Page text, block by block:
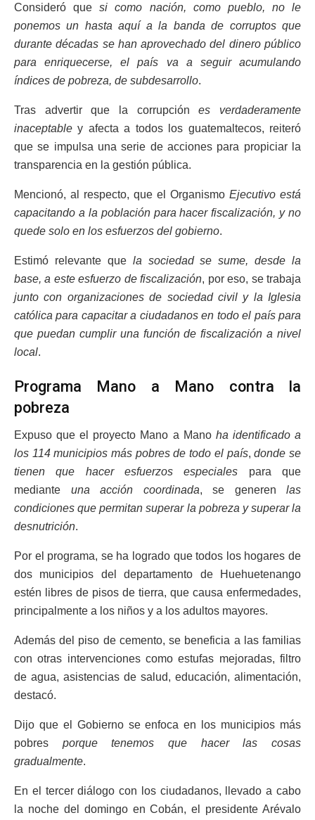
Consideró quesi como nación, como pueblo, no le
ponemos un hasta aquí a la banda de corruptos que
durante décadas se han aprovechado del dinero público
para enriquecerse, el país va a seguir acumulando
índices de pobreza, de subdesarrollo.
Tras advertir que la corrupciónes verdaderamente
inaceptable y afecta a todos los guatemaltecos, reiteró
que se impulsa una serie de acciones para propiciar la
transparencia en la gestión pública.
Mencionó, al respecto, que el Organismo Ejecutivo está
capacitando a la población para hacer fiscalización, y no
quede solo en los esfuerzos del gobierno.
Estimó relevante que la sociedad se sume, desde la
base, a este esfuerzo de fiscalización, por eso, se trabaja
junto con organizaciones de sociedad civil y la Iglesia
católica para capacitar a ciudadanos en todo el país para
que puedan cumplir una función de fiscalización a nivel
local.
Programa Mano a Mano contra la
pobreza
Expuso que el proyecto Mano a Mano ha identificado a
los 114 municipios más pobres de todo el país,donde se
tienen que hacer esfuerzos especiales para que
mediante una acción coordinada, se generen las
condiciones que permitan superar la pobreza y superar la
desnutrición.
Por el programa, se ha logrado que todos los hogares de
dos municipios del departamento de Huehuetenango
estén libres de pisos de tierra, que causa enfermedades,
principalmente a los niños y a los adultos mayores.
Además del piso de cemento, se beneficia a las familias
con otras intervenciones como estufas mejoradas, filtro
de agua, asistencias de salud, educación, alimentación,
destacó.
Dijo que el Gobierno se enfoca en los municipios más
pobres porque tenemos que hacer las cosas
gradualmente.
En el tercer diálogo con los ciudadanos, llevado a cabo
la noche del domingo en Cobán, el presidente Arévalo